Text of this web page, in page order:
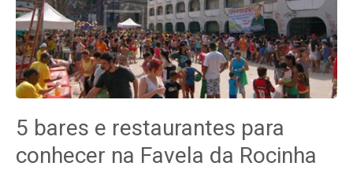
5 bares e restaurantes para
conhecer na Favela da Rocinha